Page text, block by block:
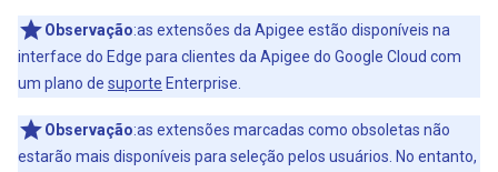
Observação:as extensões da Apigee estão disponíveis na
interface do Edge para clientes da Apigee do Google Cloud com
um plano de suporte Enterprise.
Observação:as extensões marcadas como obsoletas não
estarão mais disponíveis para seleção pelos usuários. No entanto,